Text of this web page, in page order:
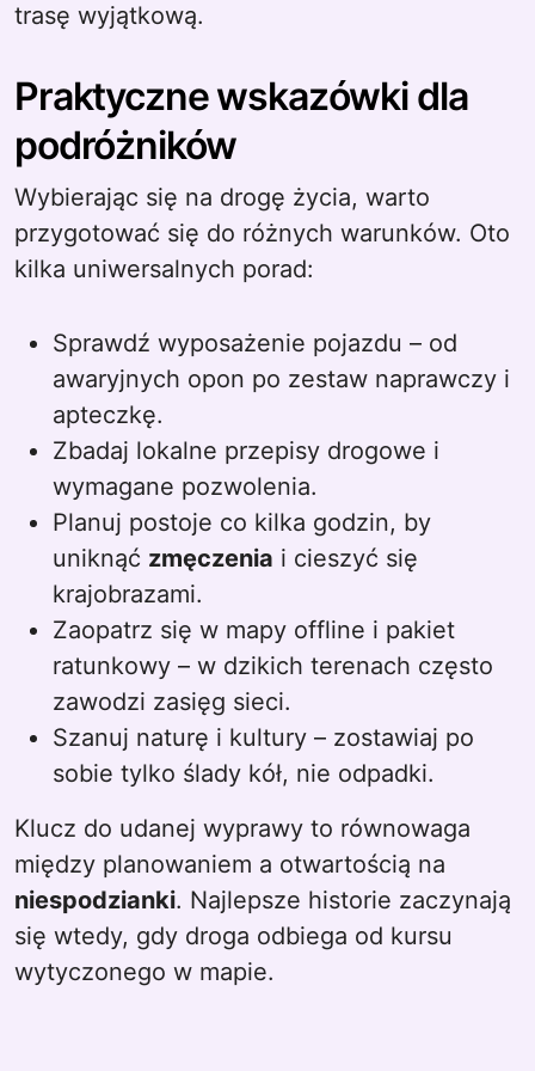
trasę wyjątkową.
Praktyczne wskazówki dla
podróżników
Wybierając się na drogę życia, warto
przygotować się do różnych warunków. Oto
kilka uniwersalnych porad:
Sprawdź wyposażenie pojazdu – od
awaryjnych opon po zestaw naprawczy i
apteczkę.
Zbadaj lokalne przepisy drogowe i
wymagane pozwolenia.
Planuj postoje co kilka godzin, by
uniknąć zmęczenia i cieszyć się
krajobrazami.
Zaopatrz się w mapy offline i pakiet
ratunkowy – w dzikich terenach często
zawodzi zasięg sieci.
Szanuj naturę i kultury – zostawiaj po
sobie tylko ślady kół, nie odpadki.
Klucz do udanej wyprawy to równowaga
między planowaniem a otwartością na
niespodzianki. Najlepsze historie zaczynają
się wtedy, gdy droga odbiega od kursu
wytyczonego w mapie.